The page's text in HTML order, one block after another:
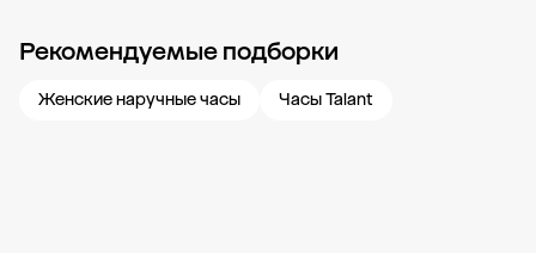
Рекомендуемые подборки
Женские наручные часы Часы Talant
Новости компании Журнал ЗОЛОТОЙ Блог